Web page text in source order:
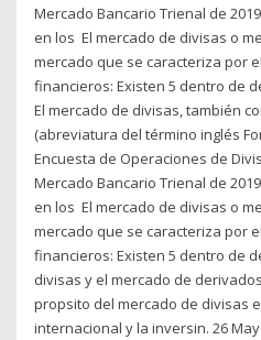
Mercado Bancario Trienal de
en los El mercado de divisas o
mercado que se caracteriza por
financieros: Existen 5 dentro de
El mercado de divisas, también
(abreviatura del término inglés
Encuesta de Operaciones de
Mercado Bancario Trienal de
en los El mercado de divisas o
mercado que se caracteriza por
financieros: Existen 5 dentro de
divisas y el mercado de
propsito del mercado de divisas
internacional y la inversin. 26